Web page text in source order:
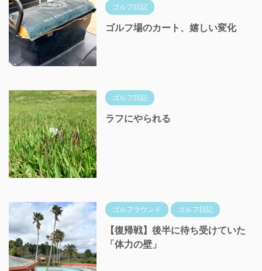
ゴルフ日記
ゴルフ場のカート、嬉しい変化
ゴルフ日記
ラフにやられる
ゴルフラウンド ゴルフ日記
【復帰戦】後半に待ち受けていた
「体力の壁」